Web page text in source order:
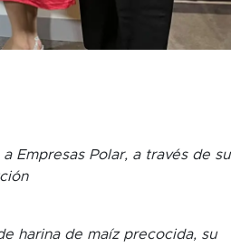
Empresas Polar, a través de su
harina de maíz precocida, su